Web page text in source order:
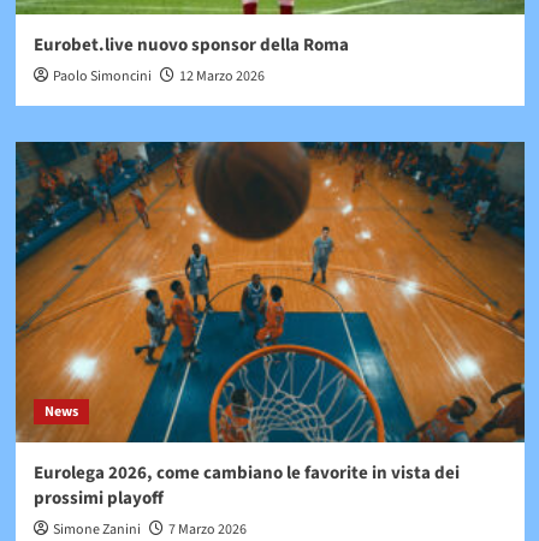
Eurobet.live nuovo sponsor della Roma
Paolo Simoncini 12 Marzo 2026
News
Eurolega 2026, come cambiano le favorite in vista dei
prossimi playoff
Simone Zanini 7 Marzo 2026